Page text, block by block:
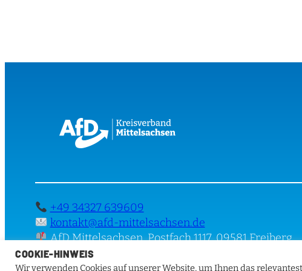
+49 34327 639609
kontakt@afd-mittelsachsen.de
AfD Mittelsachsen, Postfach 1117, 09581 Freiberg
COOKIE-HINWEIS
Wir verwenden Cookies auf unserer Website, um Ihnen das